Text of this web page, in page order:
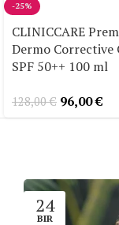
-25%
CLINICCARE
Dermo Corrective
SPF 50++ 100 ml
128,00€ 96,00€
24
BIR